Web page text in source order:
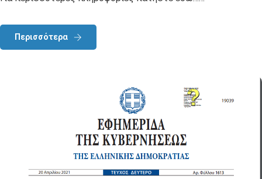
Περισσότερα